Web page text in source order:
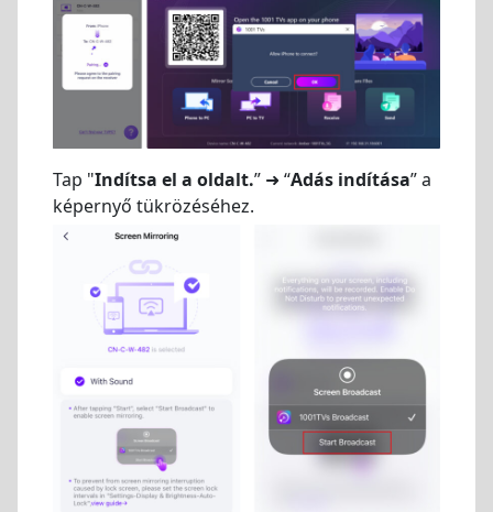
Tap "Indítsa el a oldalt.” ➜ “Adás indítása” a
képernyő tükrözéséhez.